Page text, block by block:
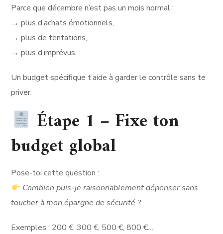
Parce que décembre n’est pas un mois normal :
→ plus d’achats émotionnels,
→ plus de tentations,
→ plus d’imprévus.
Un budget spécifique t’aide à garder le contrôle sans te
priver.
Étape 1 – Fixe ton
budget global
Pose-toi cette question :
Combien puis-je raisonnablement dépenser sans
toucher à mon épargne de sécurité ?
Exemples : 200 €, 300 €, 500 €, 800 €…